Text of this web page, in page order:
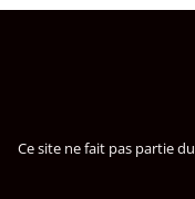
Ce site ne fait pas partie